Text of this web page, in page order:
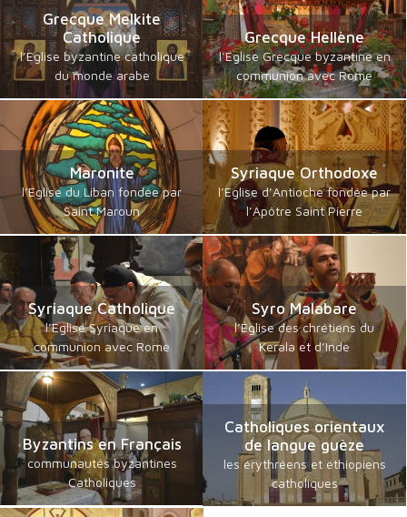
Grecque Melkite
Catholique
l’Eglise byzantine catholique
du monde arabe
Grecque Hellène
l’Eglise Grecque byzantine en
communion avec Rome
Maronite
l’Eglise du Liban fondée par
Saint Maroun
Syriaque Orthodoxe
l’Eglise d’Antioche fondée par
l’Apôtre Saint Pierre
Syriaque Catholique
l’Eglise Syriaque en
communion avec Rome
Syro Malabare
l’Eglise des chrétiens du
Kerala et d’Inde
Byzantins en Français
communautés byzantines
Catholiques
Catholiques orientaux
de langue guèze
les érythréens et éthiopiens
catholiques